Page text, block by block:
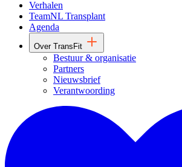
Verhalen
TeamNL Transplant
Agenda
Over TransFit
Bestuur & organisatie
Partners
Nieuwsbrief
Verantwoording